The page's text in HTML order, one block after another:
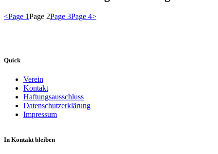
<Page 1Page 2Page 3Page 4>
Quick
Verein
Kontakt
Haftungsausschluss
Datenschutzerklärung
Impressum
In Kontakt bleiben